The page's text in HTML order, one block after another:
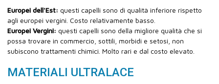
Europei dell'Est: questi capelli sono di qualità inferiore rispetto
agli europei vergini. Costo relativamente basso.
Europei Vergini: questi capelli sono della migliore qualità che si
possa trovare in commercio, sottili, morbidi e setosi, non
subiscono trattamenti chimici. Molto rari e dal costo elevato.
MATERIALI ULTRALACE